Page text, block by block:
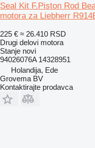
Seal Kit F.Piston Rod
motora za Liebherr
225 € ≈ 26.410 RSD
Drugi delovi motora
Stanje novi
94026076A 14328951
Holandija, Ede
Grovema BV
Kontaktirajte prodavca